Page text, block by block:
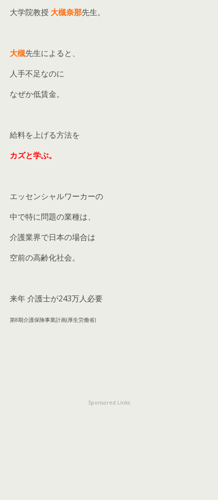
大学院教授 大槻奈那先生。
大槻先生によると、
人手不足なのに
なぜか低賃金。
給料を上げる方法を
カズと学ぶ。
エッセンシャルワーカーの
中で特に問題の業種は、
介護業界で日本の場合は
空前の高齢化社会。
来年 介護士が243万人必要
第8期介護保険事業計画(厚生労働省)
Sponsored Links